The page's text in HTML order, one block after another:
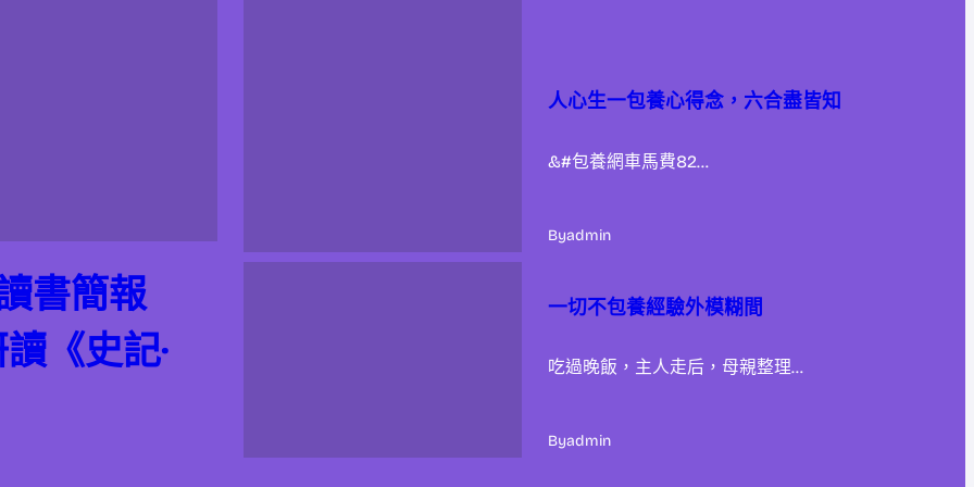
書簡報
《史記·
人心生一包養心得念，六合盡皆知
&#包養網車馬費82…
Byadmin
一切不包養經驗外模糊間
吃過晚飯，主人走后，母親整理…
Byadmin